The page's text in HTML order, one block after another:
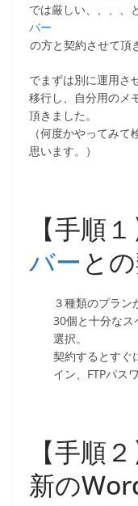
では厳しい、、、、
バー
の方と契約させて頂
でまずは別に運用さ
移行し、自分用のメ
頂きました。
（何度かやってみ
思います。）
【手順１
バーとの
３種類のプラ
30個と十分なス
選択。
契約するとすぐ
イン、FTPパス
【手順
新の